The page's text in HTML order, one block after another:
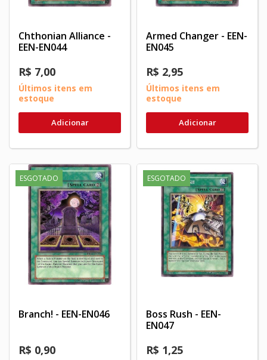
Chthonian Alliance -
EEN-EN044
R$ 7,00
Últimos itens em
estoque
Adicionar
Armed Changer - EEN-
EN045
R$ 2,95
Últimos itens em
estoque
Adicionar
ESGOTADO
Branch! - EEN-EN046
R$ 0,90
ESGOTADO
Boss Rush - EEN-
EN047
R$ 1,25